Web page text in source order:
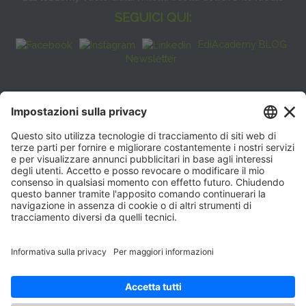
SEGUICI QUI:
EdiAcademy BLOG
Newsletter
FAQ
CONTATTI
EdiAcademy
Sede operativa: V.le E. Forlanini, 21 - 20134, Milano
(+39)0270211274
E-mail:formazione@eenet.it
Sede legale: V.le E. Forlanini, 21 - 20134, Milano
ORARI SEGRETERIA
Lunedì—Giovedì: 08:30–17:30
Venerdì: 08:30–16:00